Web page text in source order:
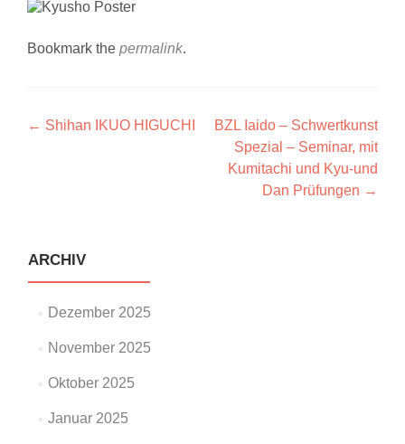
Bookmark the permalink.
Artikel-
← Shihan IKUO HIGUCHI
BZL Iaido – Schwertkunst
Spezial – Seminar, mit
Kumitachi und Kyu-und
Dan Prüfungen →
ARCHIV
Dezember 2025
November 2025
Oktober 2025
Januar 2025